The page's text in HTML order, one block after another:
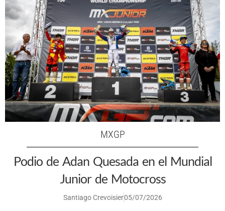
MXGP
Podio de Adan Quesada en el Mundial
Junior de Motocross
Santiago Crevoisier05/07/2026